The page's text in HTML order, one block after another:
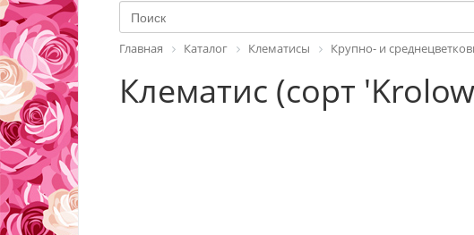
Главная Каталог Клематисы Крупно- и
Клематис (сорт